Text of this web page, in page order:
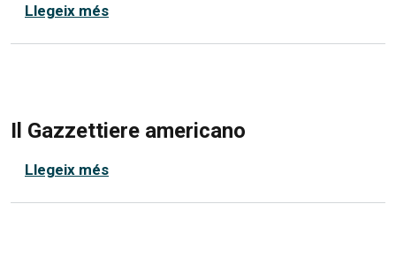
Llegeix méssobre Giustiniani, Francisco. El nuevo
Il Gazzettiere americano
Llegeix méssobre Il Gazzettiere americano